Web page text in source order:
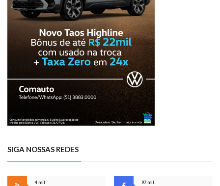
SIGA NOSSAS REDES
4 mil
97 mil